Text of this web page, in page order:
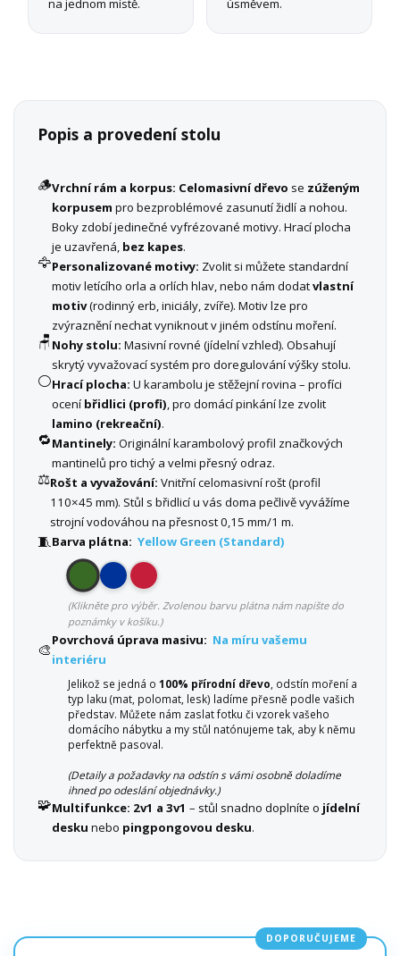
na jednom místě. úsměvem.
Popis a provedení stolu
🪵Vrchní rám a korpus: Celomasivní dřevo se zúženým
korpusem pro bezproblémové zasunutí židlí a nohou.
Boky zdobí jedinečné vyfrézované motivy. Hrací plocha
je uzavřená, bez kapes.
🦅Personalizované motivy: Zvolit si můžete standardní
motiv letícího orla a orlích hlav, nebo nám dodatvlastní
motiv(rodinný erb, iniciály, zvíře). Motiv lze pro
zvýraznění nechat vyniknout v jiném odstínu moření.
🪑 Nohy stolu: Masivní rovné (jídelní vzhled). Obsahují
skrytý vyvažovací systém pro doregulování výšky stolu.
⚪Hrací plocha: U karambolu je stěžejní rovina – profíci
ocení břidlici (profi), pro domácí pinkání lze zvolit
lamino (rekreační).
🔁Mantinely: Originální karambolový profil značkových
mantinelů pro tichý a velmi přesný odraz.
⚖️Rošt a vyvažování: Vnitřní celomasivní rošt (profil
110×45 mm). Stůl s břidlicí u vás doma pečlivě vyvážíme
strojní vodováhou na přesnost 0,15 mm/1 m.
🧵Barva plátna: Yellow Green (Standard)
(Klikněte pro výběr. Zvolenou barvu plátna nám napište do
poznámky v košíku.)
🎨Povrchová úprava masivu: Na míru vašemu
interiéru
Jelikož se jedná o 100% přírodní dřevo, odstín moření a
typ laku (mat, polomat, lesk) ladíme přesně podle vašich
představ. Můžete nám zaslat fotku či vzorek vašeho
domácího nábytku a my stůl natónujeme tak, aby k němu
perfektně pasoval.
(Detaily a požadavky na odstín s vámi osobně doladíme
ihned po odeslání objednávky.)
🧩Multifunkce: 2v1 a 3v1 – stůl snadno doplníte o jídelní
desku nebo pingpongovou desku.
DOPORUČUJEME